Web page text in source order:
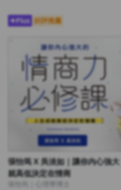
Plus 好評推薦
張怡筠 X 吳淡如｜讓你內心強
就高低決定在情商
張怡筠｜心理學博士